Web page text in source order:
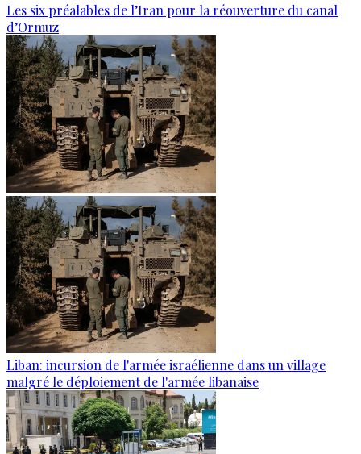
Les six préalables de l’Iran pour la réouverture du canal
d’Ormuz
Liban: incursion de l'armée israélienne dans un village
malgré le déploiement de l'armée libanaise